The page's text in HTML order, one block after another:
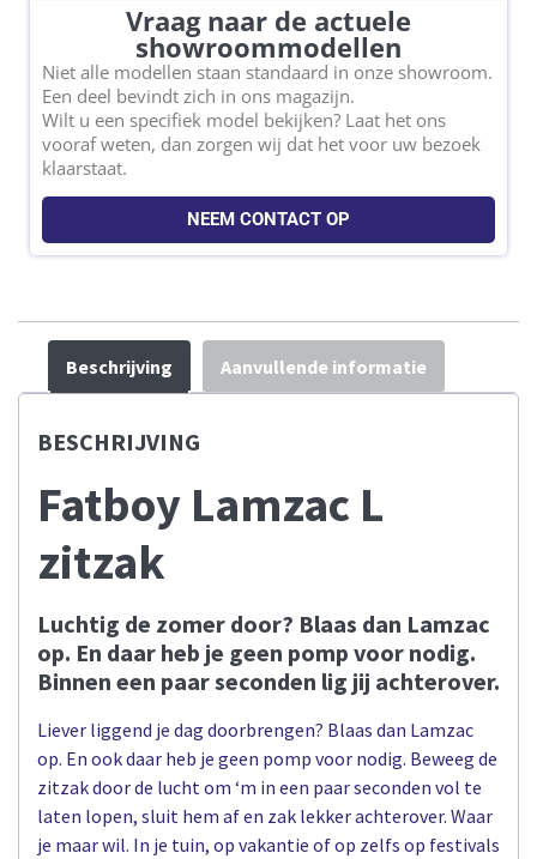
Vraag naar de actuele
showroommodellen
Niet alle modellen staan standaard in onze showroom.
Een deel bevindt zich in ons magazijn.
Wilt u een specifiek model bekijken? Laat het ons
vooraf weten, dan zorgen wij dat het voor uw bezoek
klaarstaat.
NEEM CONTACT OP
Beschrijving Aanvullende informatie
BESCHRIJVING
Fatboy Lamzac L
zitzak
Luchtig de zomer door? Blaas dan Lamzac
op. En daar heb je geen pomp voor nodig.
Binnen een paar seconden lig jij achterover.
Liever liggend je dag doorbrengen? Blaas dan Lamzac
op. En ook daar heb je geen pomp voor nodig. Beweeg de
zitzak door de lucht om ‘m in een paar seconden vol te
laten lopen, sluit hem af en zak lekker achterover. Waar
je maar wil. In je tuin, op vakantie of op zelfs op festivals